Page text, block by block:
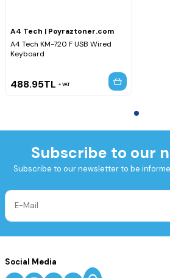
Uyumluluk: Windows XP, Vista, 7, 8, 8.1,
A4 Tech | Poyraztoner.com
A4 Tech KM-720 F USB Wired
Keyboard
488.95TL VAT
Subscribe to our
Subscribe to our newsletter to be
Social Media